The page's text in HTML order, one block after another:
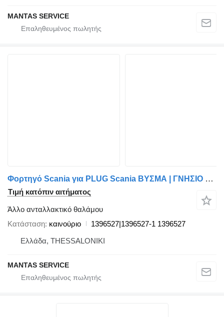
MANTAS SERVICE
Φορτηγό Scania για PLUG Scania ΒΥΣΜΑ | ΓΝΗΣΙΟ ΒΥΣΜΑ SCANIA 1396527|1396527-1
Τιμή κατόπιν αιτήματος
Άλλο ανταλλακτικό θαλάμου
Κατάσταση καινούριο
1396527|1396527-1 1396527
Ελλάδα, THESSALONIKI
MANTAS SERVICE